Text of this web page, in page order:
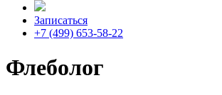
Записаться
+7 (499) 653-58-22
Флеболог